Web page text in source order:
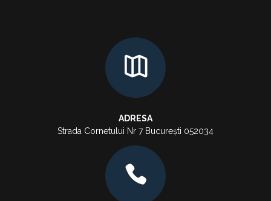
ADRESA
Strada Cornetului Nr 7 București 052034